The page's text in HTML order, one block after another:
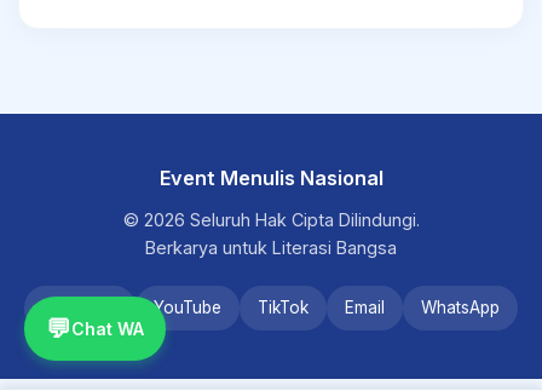
Event Menulis Nasional
© 2026 Seluruh Hak Cipta Dilindungi.
Berkarya untuk Literasi Bangsa
YouTube TikTok Email WhatsApp
💬Chat WA